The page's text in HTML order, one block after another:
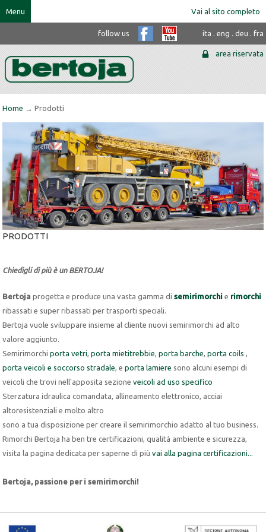
Menu Vai al sito completo
follow us ita . eng . deu . fra
area riservata
Home → Prodotti
PRODOTTI
Chiedigli di più è un BERTOJA!
Bertoja progetta e produce una vasta gamma disemirimorchi e rimorchi
ribassati e super ribassati per trasporti speciali.
Bertoja vuole sviluppare insieme al cliente nuovi semirimorchi ad alto
valore aggiunto.
Semirimorchiporta vetri,porta mietitrebbie,porta barche,porta coils,
porta veicoli e soccorso stradale, e porta lamiere sono alcuni esempi di
veicoli che trovi nell'apposita sezioneveicoli ad uso specifico
Sterzatura idraulica comandata, allineamento elettronico, acciai
altoresistenziali e molto altro
sono a tua disposizione per creare il semirimorchio adatto al tuo business.
Rimorchi Bertoja ha ben tre certificazioni, qualitá ambiente e sicurezza,
visita la pagina dedicata per saperne di piùvai alla pagina certificazioni...
Bertoja, passione per i semirimorchi!